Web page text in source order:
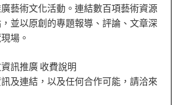
藝術文化活動。連結數百項藝術資源
並以原創的專題報導、評論、文章深
場。
訊推廣 收費說明
及連結，以及任何合作可能，請洽來